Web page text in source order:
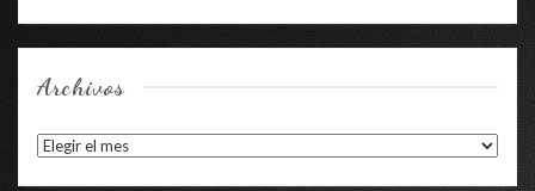
Archivos
Archivos